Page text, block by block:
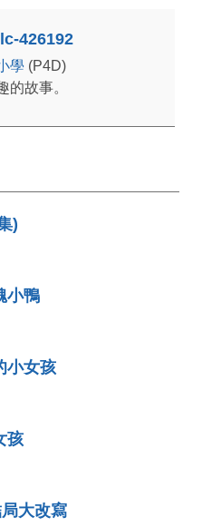
426192
學 (P4D)
的故事。
)
小鴨
小女孩
孩
大改寫